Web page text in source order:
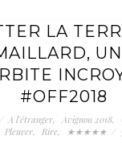
LA
#OFF2018
/ A l'étranger, Avignon 2018,
Pleurer, Rire, ★★★★★ /